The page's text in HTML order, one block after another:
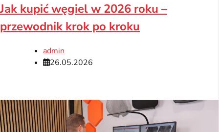
Jak kupić węgiel w 2026 roku –
przewodnik krok po kroku
admin
26.05.2026